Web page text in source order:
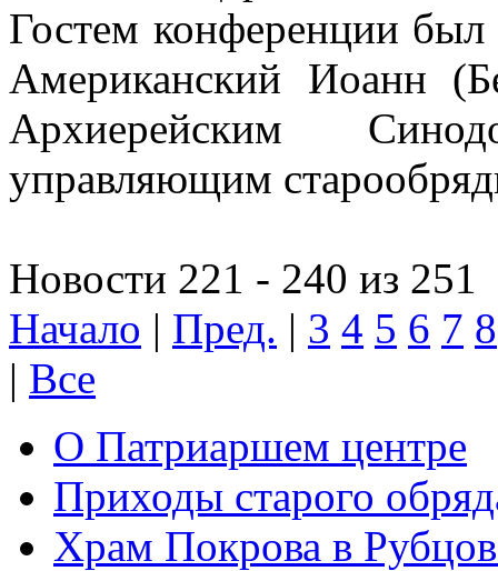
Гостем конференции
Американский Иоанн
Архиерейским
управляющим
Новости 221 - 240 из 251
Начало | Пред. | 3 4 5 6 7 8
| Все
О Патриаршем центре
Приходы старого
Храм Покрова в